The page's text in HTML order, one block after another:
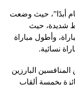
أبدًا”، حيث وضعت
شديدة، حيث
وأطول مباراة
نسائية.
البارزين
بخمسة ألقاب